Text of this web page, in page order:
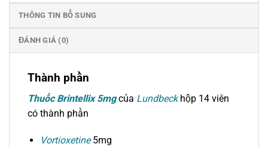
THÔNG TIN BỔ SUNG
ĐÁNH GIÁ (0)
Thành phần
Thuốc Brintellix 5mgcủa Lundbeckhộp 14 viên
có thành phần
Vortioxetine5mg